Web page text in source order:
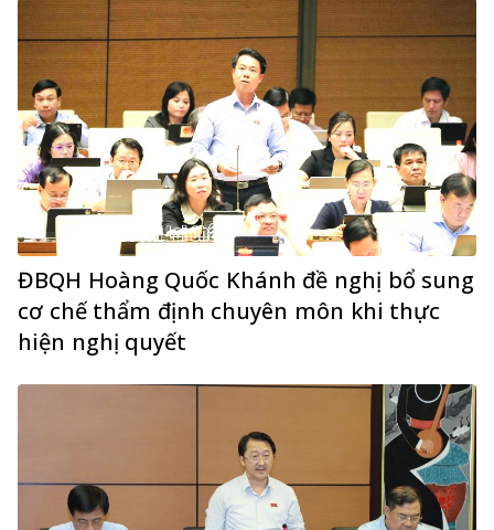
ĐBQH Hoàng Quốc Khánh đề nghị bổ sung
cơ chế thẩm định chuyên môn khi thực
hiện nghị quyết